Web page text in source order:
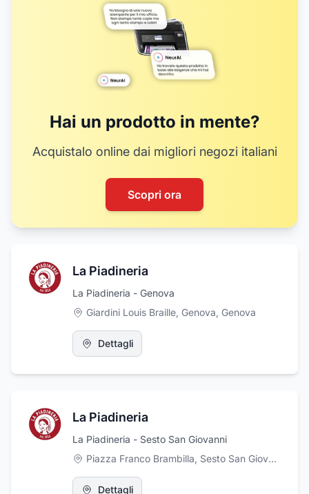
Hai un prodotto in mente?
Acquistalo online dai migliori negozi italiani
Scopri ora
La Piadineria
La Piadineria - Genova
Giardini Louis Braille, Genova, Genova
Dettagli
La Piadineria
La Piadineria - Sesto San Giovanni
Piazza Franco Brambilla, Sesto San Giovanni
Dettagli